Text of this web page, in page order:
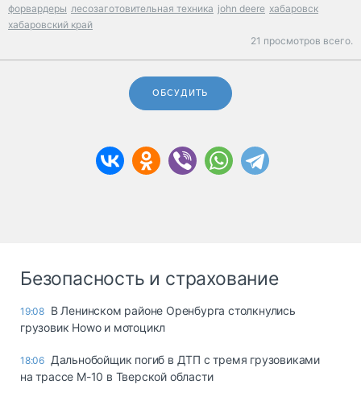
форвардеры лесозаготовительная техника john deere хабаровск
хабаровский край
21 просмотров всего.
ОБСУДИТЬ
Безопасность и страхование
19:08 В Ленинском районе Оренбурга столкнулись
грузовик Howo и мотоцикл
18:06 Дальнобойщик погиб в ДТП с тремя грузовиками
на трассе М-10 в Тверской области